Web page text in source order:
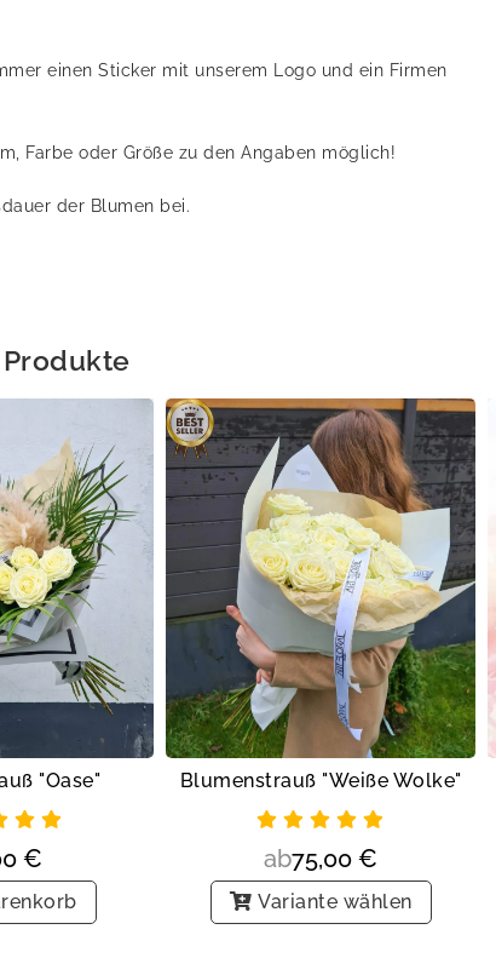
einen Sticker mit unserem Logo und ein Firmen
Farbe oder Größe zu den Angaben möglich!
der Blumen bei.
"Oase"
€
Blumenstrauß "Weiße Wolke"
ab75,00 €
Variante wählen